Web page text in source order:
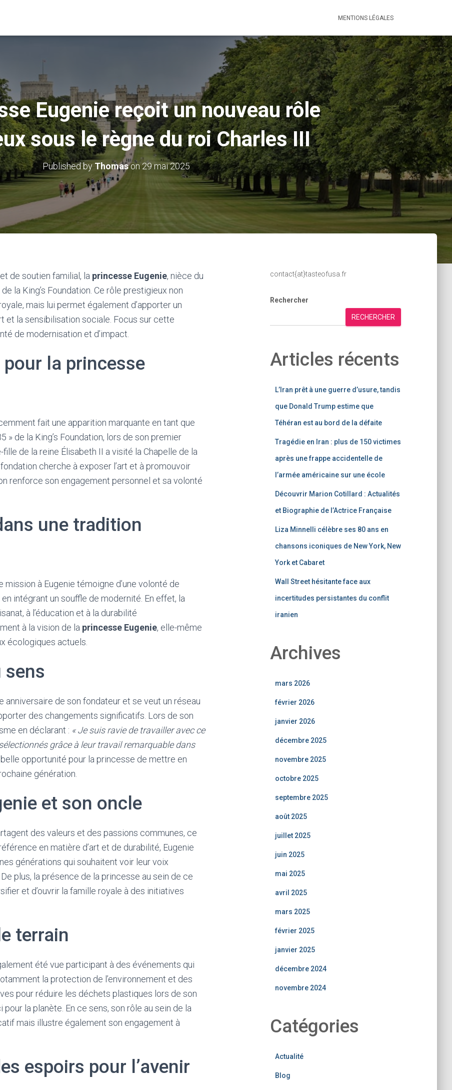
MENTIONS LÉGALES
Eugenie reçoit un nouveau rôle
sous le règne du roi Charles III
Published by Thomason29 mai 2025
de soutien familial, la princesse Eugenie, nièce du
la King’s Foundation. Ce rôle prestigieux non
mais lui permet également d’apporter un
et la sensibilisation sociale. Focus sur cette
de modernisation et d’impact.
la princesse
fait une apparition marquante en tant que
» de la King’s Foundation, lors de son premier
de la reine Élisabeth II a visité la Chapelle de la
cherche à exposer l’art et à promouvoir
renforce son engagement personnel et sa volonté
une tradition
à Eugenie témoigne d’une volonté de
intégrant un souffle de modernité. En effet, la
à l’éducation et à la durabilité
à la vision de la princesse Eugenie, elle-même
écologiques actuels.
sens
anniversaire de son fondateur et se veut un réseau
des changements significatifs. Lors de son
en déclarant : « Je suis ravie de travailler avec ce
grâce à leur travail remarquable dans
belle opportunité pour la princesse de mettre en
génération.
et son oncle
des valeurs et des passions communes, ce
en matière d’art et de durabilité, Eugenie
générations qui souhaitent voir leur voix
plus, la présence de la princesse au sein de ce
et d’ouvrir la famille royale à des initiatives
terrain
été vue participant à des événements qui
la protection de l’environnement et des
pour réduire les déchets plastiques lors de son
la planète. En ce sens, son rôle au sein de la
mais illustre également son engagement à
espoirs pour l’avenir
contact{at}tasteofusa.fr
Rechercher
RECHERCHER
Articles récents
L’Iran prêt à une guerre d’usure, tandis
que Donald Trump estime que
Téhéran est au bord de la défaite
Tragédie en Iran : plus de 150 victimes
après une frappe accidentelle de
l’armée américaine sur une école
Découvrir Marion Cotillard : Actualités
et Biographie de l’Actrice Française
Liza Minnelli célèbre ses 80 ans en
chansons iconiques de New York, New
York et Cabaret
Wall Street hésitante face aux
incertitudes persistantes du conflit
iranien
Archives
mars 2026
février 2026
janvier 2026
décembre 2025
novembre 2025
octobre 2025
septembre 2025
août 2025
juillet 2025
juin 2025
mai 2025
avril 2025
mars 2025
février 2025
janvier 2025
décembre 2024
novembre 2024
Catégories
Actualité
Blog